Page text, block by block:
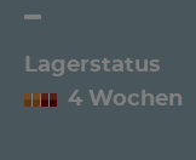
Lagerstatus
4 Wochen